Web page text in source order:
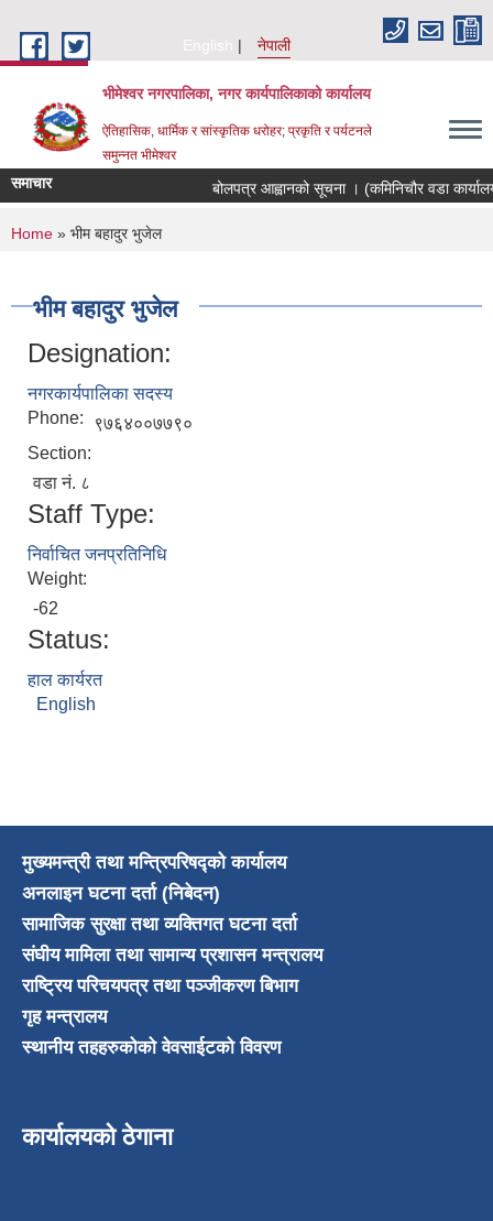
English
नेपाली
भीमेश्वर नगरपालिका, नगर कार्यपालिकाको कार्यालय
ऐतिहासिक, धार्मिक र सांस्कृतिक धरोहर; प्रकृति र पर्यटनले
समुन्नत भीमेश्वर
समाचार बोलपत्र आह्वानको सूचना । (कमिनिचौर वडा
You are here
Home » भीम बहादुर भुजेल
भीम बहादुर भुजेल
Designation:
नगरकार्यपालिका सदस्य
Phone:
९७६४००७७९०
Section:
वडा नं. ८
Staff Type:
निर्वाचित जनप्रतिनिधि
Weight:
-62
Status:
हाल कार्यरत
English
मुख्यमन्त्री तथा मन्त्रिपरिषद्को कार्यालय
अनलाइन घटना दर्ता (निबेदन)
सामाजिक सुरक्षा तथा व्यक्तिगत घटना दर्ता
संघीय मामिला तथा सामान्य प्रशासन मन्त्रालय
राष्ट्रिय परिचयपत्र तथा पञ्जीकरण बिभाग
गृह मन्त्रालय
स्थानीय तहहरुकोको वेवसाईटको विवरण
कार्यालयको ठेगाना